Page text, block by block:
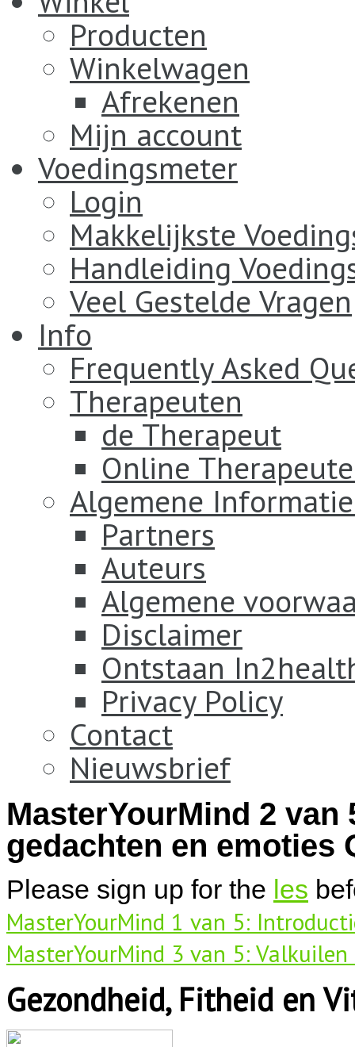
Producten
Winkelwagen
Afrekenen
Mijn account
Voedingsmeter
Login
Makkelijkste
Handleiding
Veel Gestelde Vragen
Info
Frequently Asked
Therapeuten
de Therapeut
Online
Algemene
Partners
Auteurs
Algemene
Disclaimer
Ontstaan
Privacy Policy
Contact
Nieuwsbrief
MasterYourMind 2
gedachten en emoties
Please sign up for the les
MasterYourMind 1 van 5:
MasterYourMind 3 van 5:
Gezondheid, Fitheid en